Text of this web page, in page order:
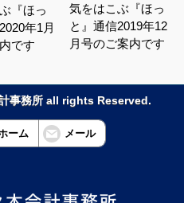
『ほっ
年1月
です
気をはこぶ『ほっ
と』通信2019年12
月号のご案内です
事務所 all rights Reserved.
ーム メール